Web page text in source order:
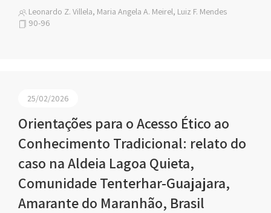
Leonardo Z. Villela, Maria Angela A. Meirel, Luiz F. Mendes
90-96
25/02/2026
Orientações para o Acesso Ético ao
Conhecimento Tradicional: relato do
caso na Aldeia Lagoa Quieta,
Comunidade Tenterhar-Guajajara,
Amarante do Maranhão, Brasil